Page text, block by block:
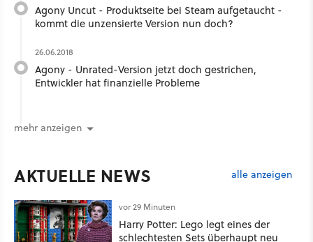
Agony Uncut - Produktseite bei Steam aufgetaucht -
kommt die unzensierte Version nun doch?
26.06.2018
Agony - Unrated-Version jetzt doch gestrichen,
Entwickler hat finanzielle Probleme
mehr anzeigen
AKTUELLE NEWS alle anzeigen
vor 29 Minuten
Harry Potter: Lego legt eines der
schlechtesten Sets überhaupt neu